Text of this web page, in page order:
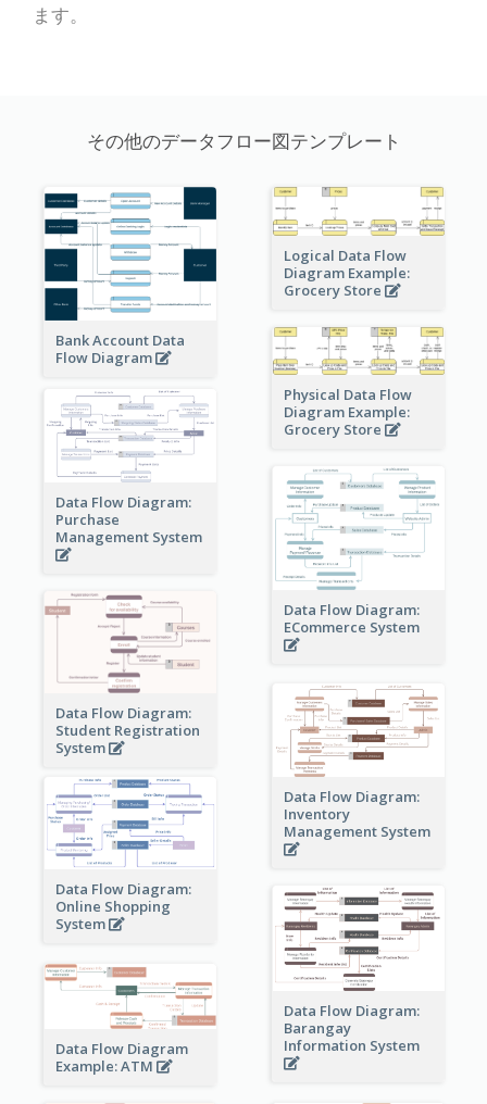
ます。
その他のデータフロー図テンプレート
Bank Account Data
Flow Diagram
Logical Data Flow
Diagram Example:
Grocery Store
Physical Data Flow
Diagram Example:
Grocery Store
Data Flow Diagram:
Purchase
Management System
Data Flow Diagram:
ECommerce System
Data Flow Diagram:
Student Registration
System
Data Flow Diagram:
Inventory
Management System
Data Flow Diagram:
Online Shopping
System
Data Flow Diagram:
Barangay
Information System
Data Flow Diagram
Example: ATM